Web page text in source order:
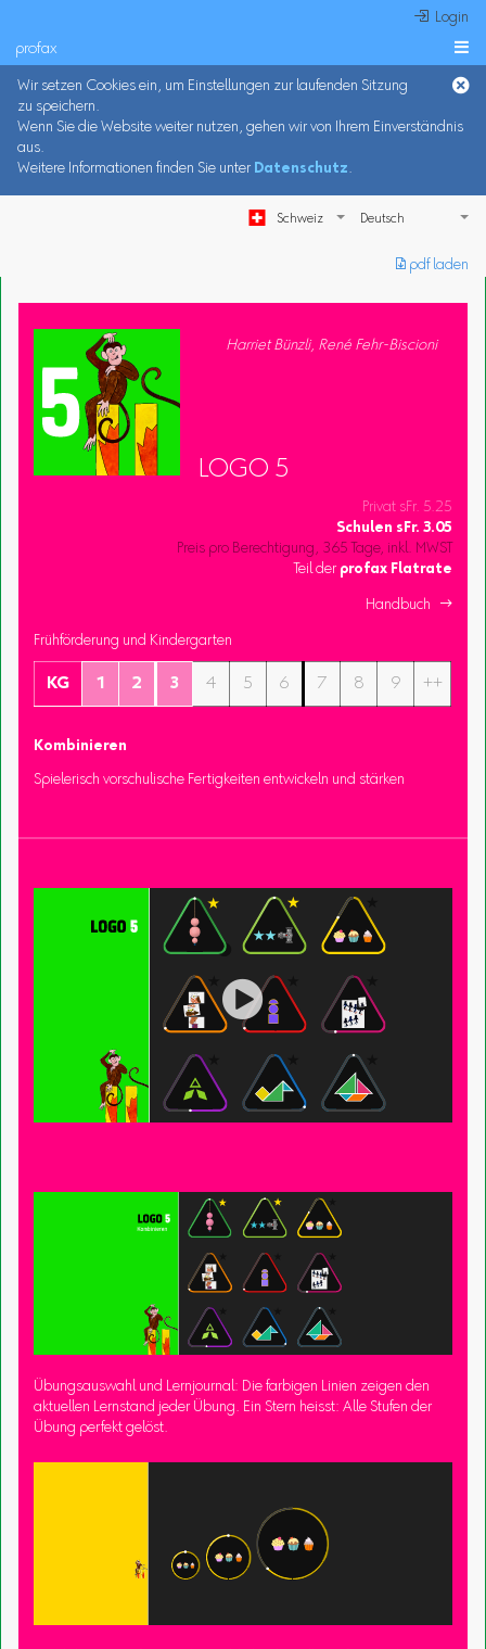
 Login
profax 
Wir setzen Cookies ein, um Einstellungen zur laufenden Sitzung
zu speichern.
Wenn Sie die Website weiter nutzen, gehen wir von Ihrem Einverständnis
aus.
Weitere Informationen finden Sie unter Datenschutz.
Schweiz
︎ pdf laden
Harriet Bünzli, René Fehr-Biscioni
LOGO 5
Privat sFr. 5.25
Schulen sFr. 3.05
Preis pro Berechtigung, 365 Tage, inkl. MWST
Teil der profax Flatrate
Handbuch 
Frühförderung und Kindergarten
KG 1 2 3 4 5 6 7 8 9 ++
Kombinieren
Spielerisch vorschulische Fertigkeiten entwickeln und stärken

Übungsauswahl und Lernjournal: Die farbigen Linien zeigen den
aktuellen Lernstand jeder Übung. Ein Stern heisst: Alle Stufen der
Übung perfekt gelöst.